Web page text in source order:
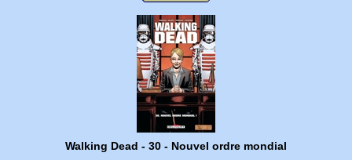
Walking Dead - 30 - Nouvel ordre mondial